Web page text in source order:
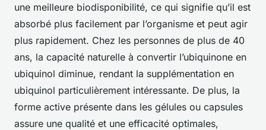
une meilleure biodisponibilité, ce qui signifie qu’il est
absorbé plus facilement par l’organisme et peut agir
plus rapidement. Chez les personnes de plus de 40
ans, la capacité naturelle à convertir l’ubiquinone en
ubiquinol diminue, rendant la supplémentation en
ubiquinol particulièrement intéressante. De plus, la
forme active présente dans les gélules ou capsules
assure une qualité et une efficacité optimales,